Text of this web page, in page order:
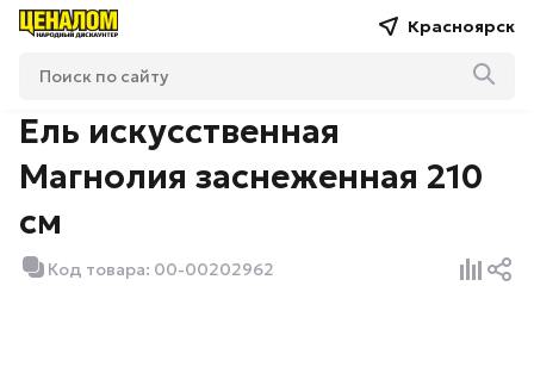
Красноярск
Ель искусственная
Магнолия заснеженная 210
см
Код товара: 00-00202962